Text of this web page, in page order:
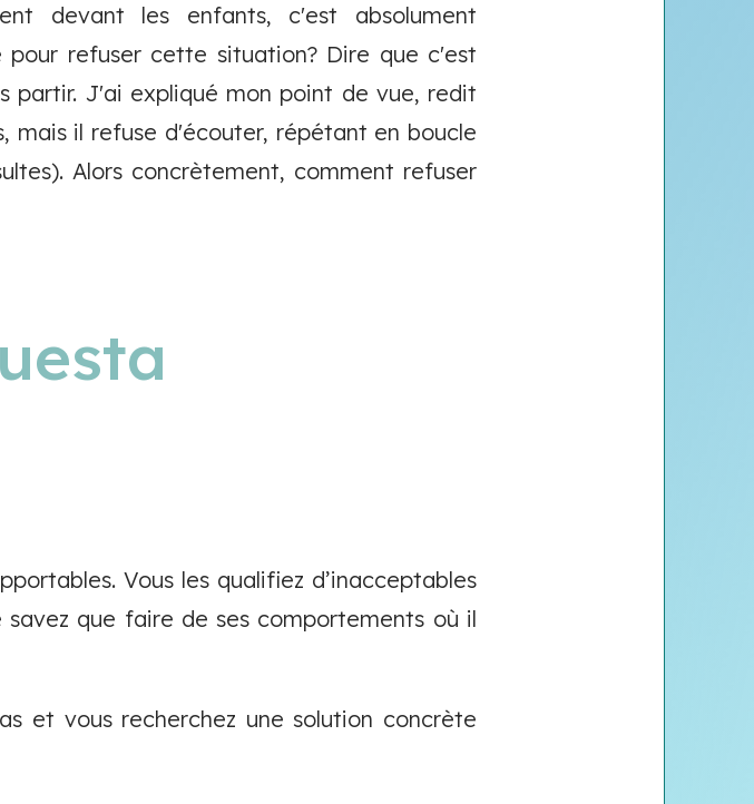
devant les enfants, c'est absolument
refuser cette situation? Dire que c'est
partir. J'ai expliqué mon point de vue, redit
mais il refuse d'écouter, répétant en boucle
Alors concrètement, comment refuser
Vous les qualifiez d’inacceptables
que faire de ses comportements où il
et vous recherchez une solution concrète